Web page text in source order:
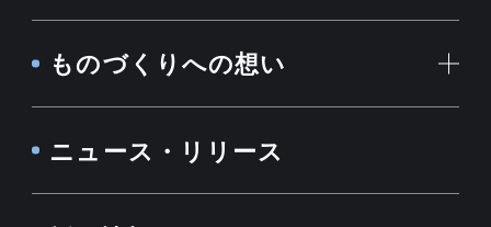
ものづくりへの想い
ニュース・リリース